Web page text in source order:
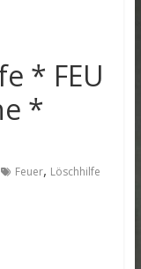
* FEU
*
Feuer, Löschhilfe